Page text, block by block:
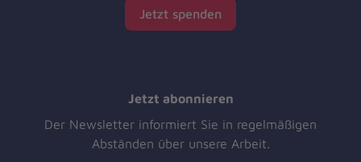
Jetzt spenden
Jetzt abonnieren
Der Newsletter informiert Sie in regelmäßigen
Abständen über unsere Arbeit.